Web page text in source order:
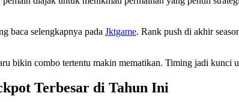
baca selengkapnya pada Jktgame. Rank push di akhir
bikin combo tertentu makin mematikan. Timing jadi kunci
Terbesar di Tahun Ini